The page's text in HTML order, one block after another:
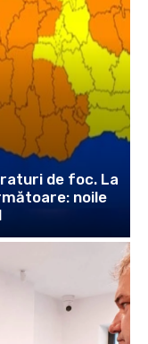
de foc. La
noile